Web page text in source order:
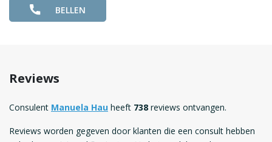
BELLEN
Reviews
Consulent Manuela Hau heeft 738 reviews ontvangen.
Reviews worden gegeven door klanten die een consult hebben